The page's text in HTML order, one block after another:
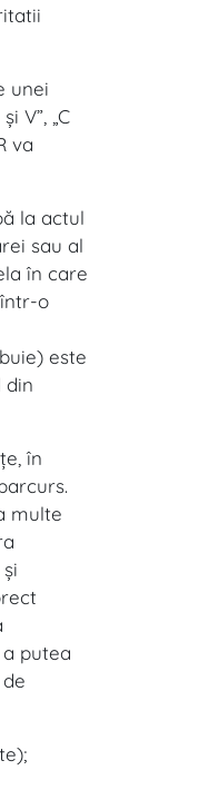
unei
V”, „C
va
la actul
sau al
în care
o
este
din
în
multe
putea